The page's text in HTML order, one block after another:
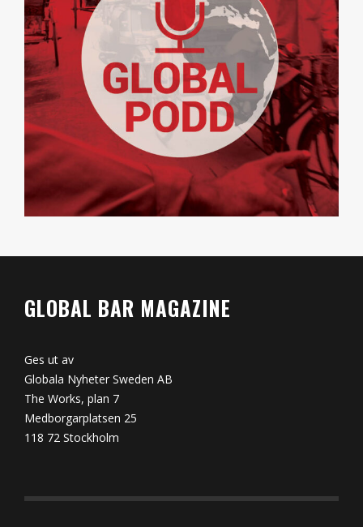
GLOBAL BAR MAGAZINE
Ges ut av
Globala Nyheter Sweden AB
The Works, plan 7
Medborgarplatsen 25
118 72 Stockholm